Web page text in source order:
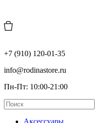
+7 (910) 120-01-35
info@rodinastore.ru
Пн-Пт: 10:00-21:00